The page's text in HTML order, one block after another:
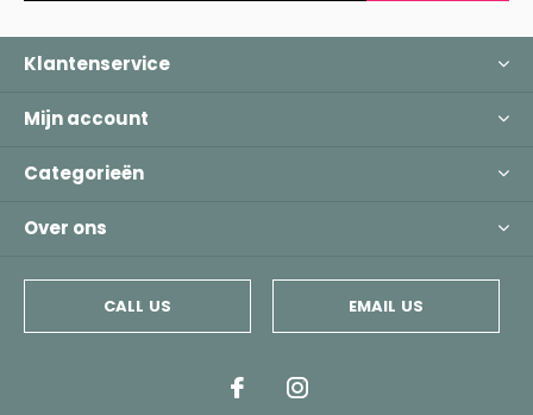
Klantenservice
Mijn account
Categorieën
Over ons
CALL US EMAIL US